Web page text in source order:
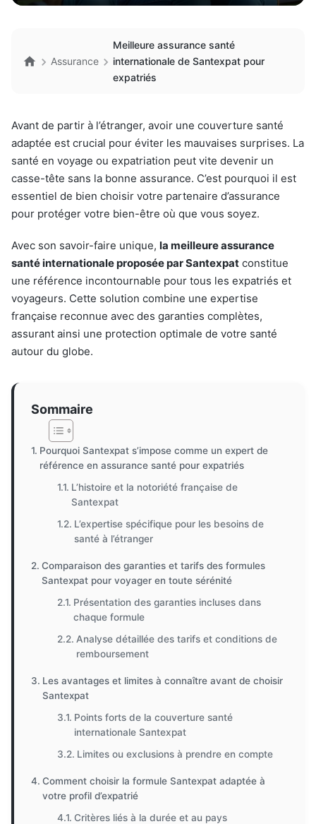
Assurance
Meilleure assurance santé
internationale de Santexpat pour
expatriés
Avant de partir à l’étranger, avoir une couverture santé
adaptée est crucial pour éviter les mauvaises surprises. La
santé en voyage ou expatriation peut vite devenir un
casse-tête sans la bonne assurance. C’est pourquoi il est
essentiel de bien choisir votre partenaire d’assurance
pour protéger votre bien-être où que vous soyez.
Avec son savoir-faire unique, la meilleure assurance
santé internationale proposée par Santexpat constitue
une référence incontournable pour tous les expatriés et
voyageurs. Cette solution combine une expertise
française reconnue avec des garanties complètes,
assurant ainsi une protection optimale de votre santé
autour du globe.
Sommaire
Pourquoi Santexpat s’impose comme un expert de
référence en assurance santé pour expatriés
L’histoire et la notoriété française de
Santexpat
L’expertise spécifique pour les besoins de
santé à l’étranger
Comparaison des garanties et tarifs des formules
Santexpat pour voyager en toute sérénité
Présentation des garanties incluses dans
chaque formule
Analyse détaillée des tarifs et conditions de
remboursement
Les avantages et limites à connaître avant de choisir
Santexpat
Points forts de la couverture santé
internationale Santexpat
Limites ou exclusions à prendre en compte
Comment choisir la formule Santexpat adaptée à
votre profil d’expatrié
Critères liés à la durée et au pays